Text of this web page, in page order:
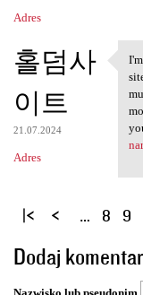
Adres
홀덤사
이트
21.07.2024
Adres
I'm
S
r
o
… 8 9
Dodaj